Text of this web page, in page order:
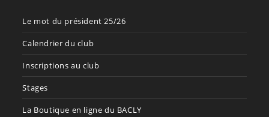
Le mot du président 25/26
Calendrier du club
Inscriptions au club
Stages
La Boutique en ligne du BACLY